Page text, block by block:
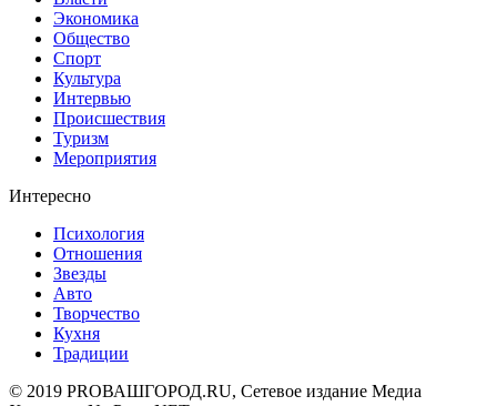
Экономика
Общество
Спорт
Культура
Интервью
Происшествия
Туризм
Мероприятия
Интересно
Психология
Отношения
Звезды
Авто
Творчество
Кухня
Традиции
© 2019 PROВАШГОРОД.RU, Сетевое издание Медиа